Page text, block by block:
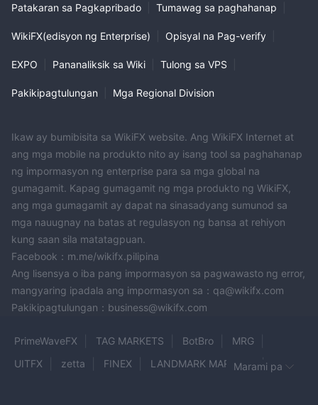
Patakaran sa Pagkapribado Tumawag sa paghahanap
WikiFX(edisyon ng Enterprise) Opisyal na Pag-verify
EXPO Pananaliksik sa Wiki Tulong sa VPS
Pakikipagtulungan Mga Regional Division
Ikaw ay bumibisita sa WikiFX website. Ang WikiFX Internet at
ang mga mobile na produkto nito ay isang tool sa paghahanap
ng impormasyon ng enterprise para sa mga global na
gumagamit. Kapag gumagamit ng mga produkto ng WikiFX,
ang mga gumagamit ay dapat na sinasadyang sumunod sa
mga nauugnay na batas at regulasyon ng bansa at rehiyon
kung saan sila matatagpuan.
Facebook：m.me/wikifx.pilipina
Ang lisensya o iba pang impormasyon sa pagwawasto ng error,
mangyaring ipadala ang impormasyon sa：qa@wikifx.com
Pakikipagtulungan：business@wikifx.com
PrimeWaveFX TAG MARKETS BotBro
MRG
UITFX
zetta FINEX
LANDMARK MARKETSMarami pa